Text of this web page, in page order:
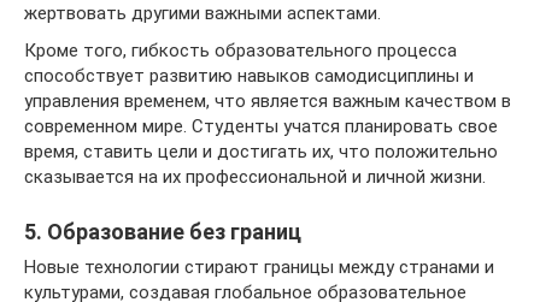
жертвовать другими важными аспектами.
Кроме того, гибкость образовательного процесса
способствует развитию навыков самодисциплины и
управления временем, что является важным качеством в
современном мире. Студенты учатся планировать свое
время, ставить цели и достигать их, что положительно
сказывается на их профессиональной и личной жизни.
5. Образование без границ
Новые технологии стирают границы между странами и
культурами, создавая глобальное образовательное